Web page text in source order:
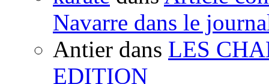
Navarre dans le
Antier dans LES
EDITION